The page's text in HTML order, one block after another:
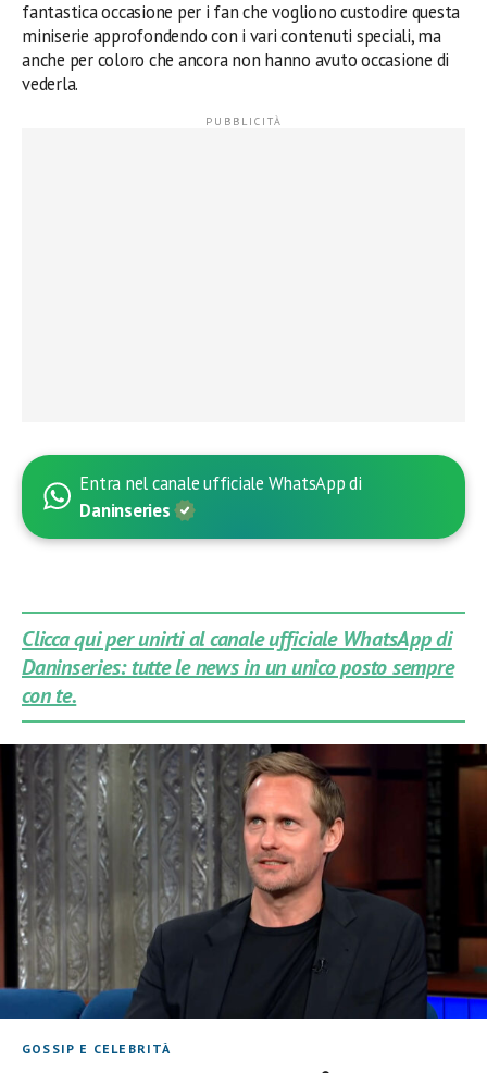
fantastica occasione per i fan che vogliono custodire questa
miniserie approfondendo con i vari contenuti speciali, ma
anche per coloro che ancora non hanno avuto occasione di
vederla.
Entra nel canale ufficiale WhatsApp di
Daninseries
Clicca qui per unirti al canale ufficiale WhatsApp di
Daninseries: tutte le news in un unico posto sempre
con te.
GOSSIP E CELEBRITÀ